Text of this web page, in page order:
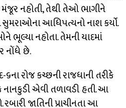
મંજૂર નહોતી, તેથી તેઓ ભાગીને
આધિપત્યનો નાશ કર્યો.
નહોતા. તેમની યાદમાં
નોંધે છે.
રોજ કચ્છની રાજધાની તરીકે
એવી તળાવડી હતી. આ
જાતિની પ્રાચીનતા આ